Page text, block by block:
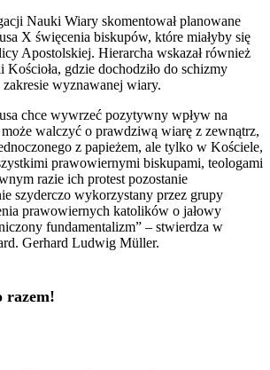
Nauki Wiary skomentował planowane
X święcenia biskupów, które miałyby się
Apostolskiej. Hierarcha wskazał również
Kościoła, gdzie dochodziło do schizmy
wyznawanej wiary.
chce wywrzeć pozytywny wpływ na
walczyć o prawdziwą wiarę z zewnątrz,
z papieżem, ale tylko w Kościele,
prawowiernymi biskupami, teologami
razie ich protest pozostanie
szyderczo wykorzystany przez grupy
prawowiernych katolików o jałowy
fundamentalizm” – stwierdza w
Gerhard Ludwig Müller.
razem!